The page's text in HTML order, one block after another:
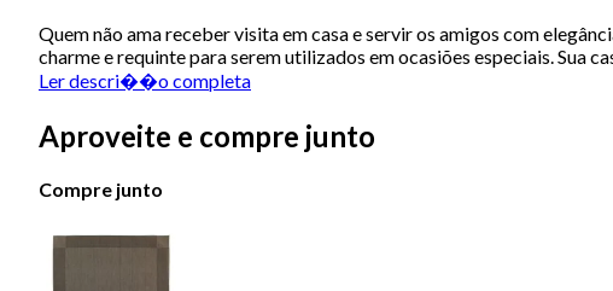
Quem não ama receber visita em casa e servir os amigos com
charme e requinte para serem utilizados em ocasiões especiais. Sua
Ler descri��o completa
Aproveite e compre junto
Compre junto